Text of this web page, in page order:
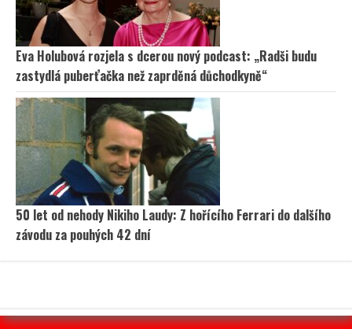
Eva Holubová rozjela s dcerou nový podcast: „Radši budu
zastydlá puberťačka než zaprděná důchodkyně“
50 let od nehody Nikiho Laudy: Z hořícího Ferrari do dalšího
závodu za pouhých 42 dní